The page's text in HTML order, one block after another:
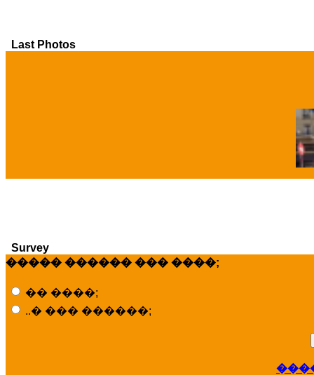
Last Photos
Survey
����� ������ ��� ����;
�� ����;
..� ��� ������;